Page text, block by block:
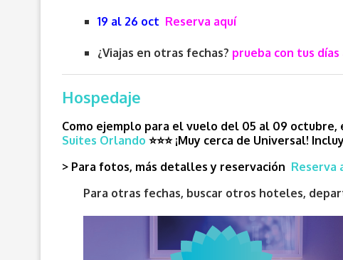
19 al 26 oct Reserva aquí
¿Viajas en otras fechas? prueba con tus días
Hospedaje
Como ejemplo para el vuelo del 05 al 09
Suites Orlando ⭐⭐⭐ ¡Muy cerca de Universal!
> Para fotos, más detalles y reservación Reserva
Para otras fechas, buscar otros hoteles,